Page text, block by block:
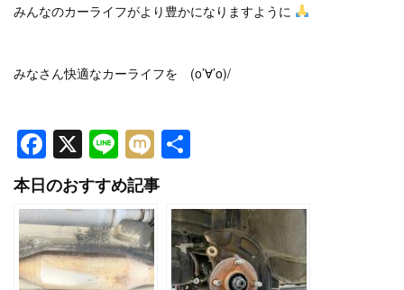
みんなのカーライフがより豊かになりますように
みなさん快適なカーライフを (o’∀’o)/
Facebook
X LineMixi
本日のおすすめ記事